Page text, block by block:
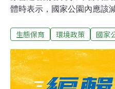
體時表示，國家公園內應該
的宗旨。對於衛生下水道闢
禮，除稱許李武雄於公共工
外，並期許李武雄領導營建
水下水道建設與寬頻管道的
生態保育 環境政策 國家